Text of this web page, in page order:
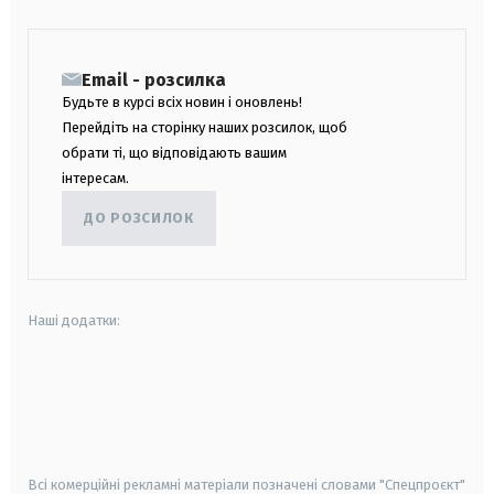
Email - розсилка
Будьте в курсі всіх новин і оновлень!
Перейдіть на сторінку наших розсилок, щоб
обрати ті, що відповідають вашим
інтересам.
ДО РОЗСИЛОК
Наші додатки:
Всі комерційні рекламні матеріали позначені словами "Спецпроєкт"